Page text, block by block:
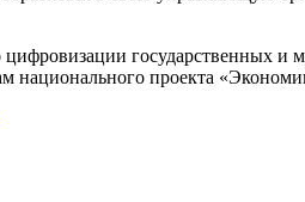
государственных
национального проекта